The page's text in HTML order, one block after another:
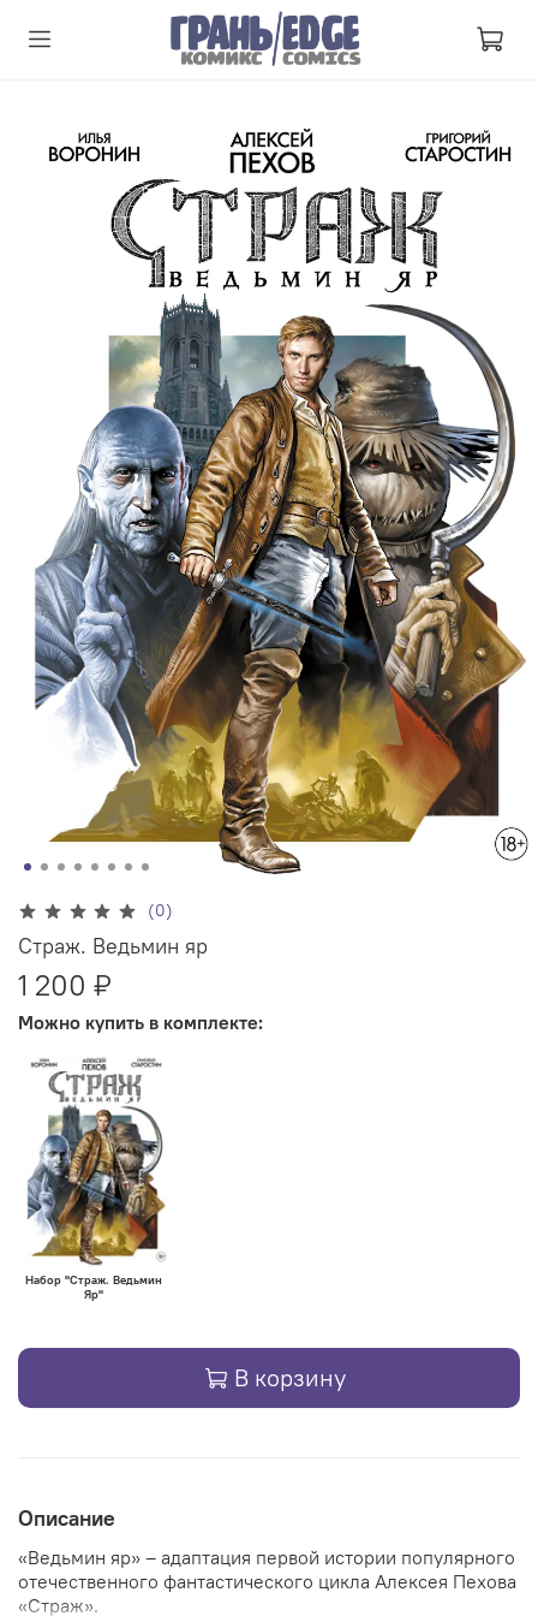
(0)
Страж. Ведьмин яр
1 200 ₽
Можно купить в комплекте:
Набор "Страж. Ведьмин
Яр"
В корзину
Описание
«Ведьмин яр» – адаптация первой истории популярного
отечественного фантастического цикла Алексея Пехова
«Страж».